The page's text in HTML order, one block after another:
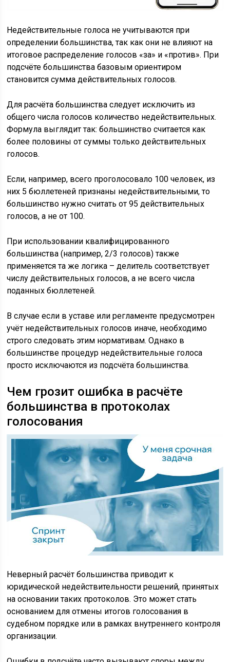
Недействительные голоса не учитываются при
определении большинства, так как они не влияют на
итоговое распределение голосов «за» и «против». При
подсчёте большинства базовым ориентиром
становится сумма действительных голосов.
Для расчёта большинства следует исключить из
общего числа голосов количество недействительных.
Формула выглядит так: большинство считается как
более половины от суммы только действительных
голосов.
Если, например, всего проголосовало 100 человек, из
них 5 бюллетеней признаны недействительными, то
большинство нужно считать от 95 действительных
голосов, а не от 100.
При использовании квалифицированного
большинства (например, 2/3 голосов) также
применяется та же логика – делитель соответствует
числу действительных голосов, а не всего числа
поданных бюллетеней.
В случае если в уставе или регламенте предусмотрен
учёт недействительных голосов иначе, необходимо
строго следовать этим нормативам. Однако в
большинстве процедур недействительные голоса
просто исключаются из подсчёта большинства.
Чем грозит ошибка в расчёте
большинства в протоколах
голосования
Неверный расчёт большинства приводит к
юридической недействительности решений, принятых
на основании таких протоколов. Это может стать
основанием для отмены итогов голосования в
судебном порядке или в рамках внутреннего контроля
организации.